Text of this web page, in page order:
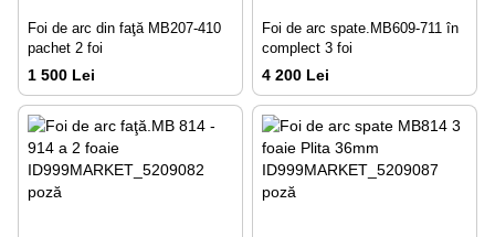
Foi de arc din faţă MB207-410
pachet 2 foi
1 500 Lei
Foi de arc spate.МВ609-711 în
complect 3 foi
4 200 Lei